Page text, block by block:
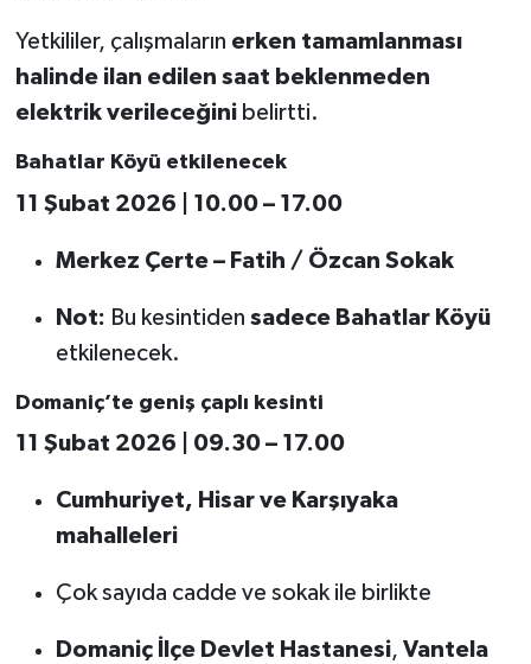
Yetkililer, çalışmaların erken tamamlanması
halinde ilan edilen saat beklenmeden
elektrik verileceğinibelirtti.
Bahatlar Köyü etkilenecek
11 Şubat 2026 | 10.00 – 17.00
Merkez Çerte – Fatih / Özcan Sokak
Not: Bu kesintiden sadece Bahatlar Köyü
etkilenecek.
Domaniç’te geniş çaplı kesinti
11 Şubat 2026 | 09.30 – 17.00
Cumhuriyet, Hisar ve Karşıyaka
mahalleleri
Çok sayıda cadde ve sokak ile birlikte
Domaniç İlçe Devlet Hastanesi, Vantela
Yaşam